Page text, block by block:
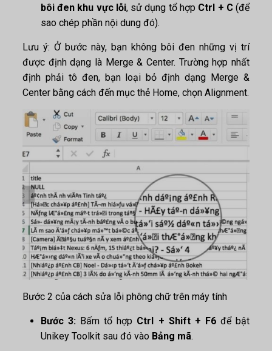
bôi đen khu vực lỗi, sử dụng tổ hợp Ctrl + C(để
sao chép phần nội dung đó).
Lưu ý: Ở bước này, bạn không bôi đen những vị trí
được định dạng là Merge & Center. Trường hợp nhất
định phải tô đen, bạn loại bỏ định dạng Merge &
Center bằng cách đến mục thẻ Home, chọn Alignment.
Bước 2 của cách sửa lỗi phông chữ trên máy tính
Bước 3: Bấm tổ hợp Ctrl + Shift + F6để bật
Unikey Toolkit sau đó vào Bảng mã.